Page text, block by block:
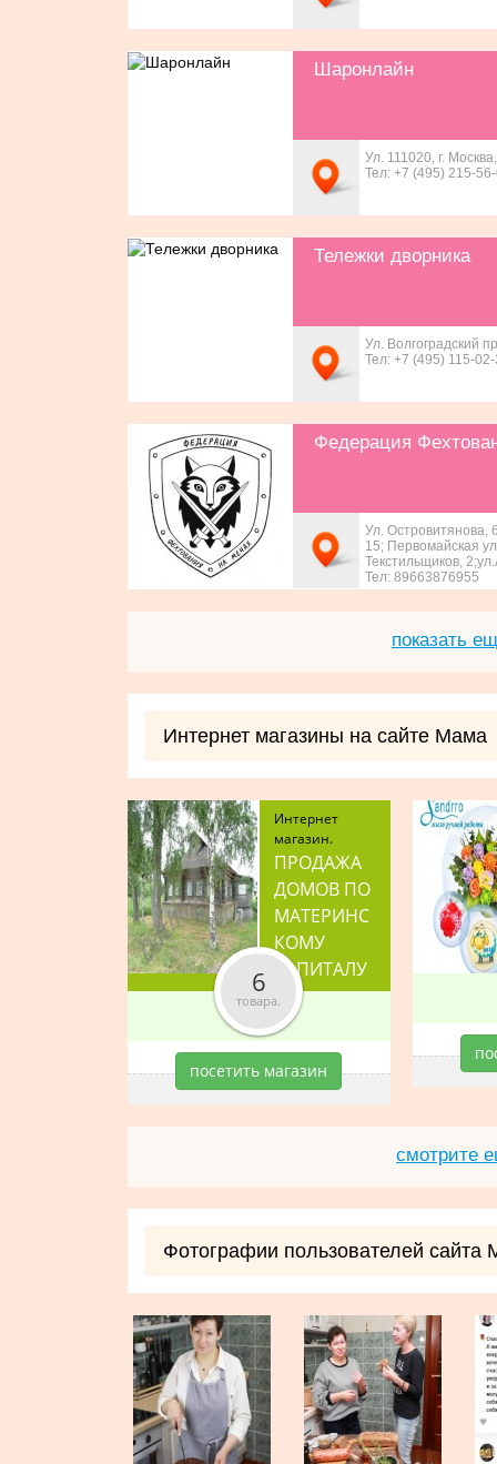
Шаронлайн
Ул. 111020, г.
Тел: +7 (495) 215-
Тележки дворника
Ул. Волгоградский
Тел: +7 (495) 115-
Федерация
Ул. Островитянова,
15; Первомайская
Текстильщиков,
Тел: 89663876955
показать
Интернет магазины на сайте Мама
Интернет
магазин.
ПРОДАЖА
ДОМОВ ПО
МАТЕРИНС
КОМУ
КАПИТАЛУ
6
товара.
посетить магазин
смотрите
Фотографии пользователей сайта